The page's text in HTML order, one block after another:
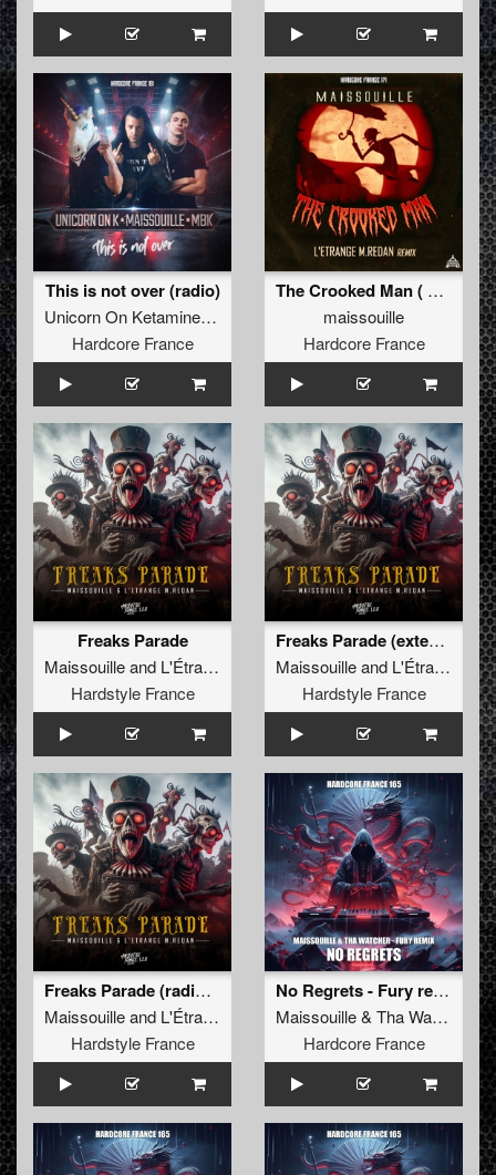
This is not over (radio)
Unicorn On Ketamine
,Maissouille
MBK
Hardcore France
The Crooked Man ( L'Etrange M.Redan Remix)
maissouille
Hardcore France
Freaks Parade
Maissouilleand L'Étrange M. Redan
Hardstyle France
Freaks Parade (extended)
Maissouilleand L'Étrange M. Redan
Hardstyle France
Freaks Parade (radio edit)
Maissouilleand L'Étrange M. Redan
Hardstyle France
No Regrets - Fury remix
Maissouille& Tha Watcher
Hardcore France